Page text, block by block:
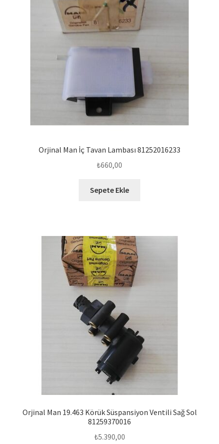
Orjinal Man İç Tavan Lambası 81252016233
₺660,00
Sepete Ekle
Orjinal Man 19.463 Körük Süspansiyon Ventili Sağ Sol
81259370016
₺5.390,00